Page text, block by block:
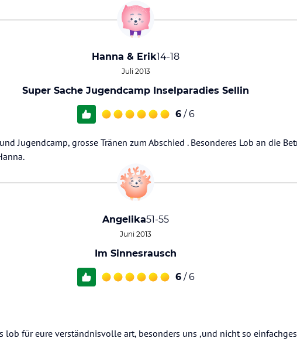
Hanna & Erik14-18
Juli 2013
Super Sache Jugendcamp Inselparadies Sellin
6 / 6
Jugendcamp, grosse Tränen zum Abschied . Besonderes Lob an die
Angelika51-55
Juni 2013
Im Sinnesrausch
6 / 6
lob für eure verständnisvolle art, besonders uns ,und nicht so